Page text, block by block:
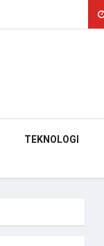
TEKNOLOGI